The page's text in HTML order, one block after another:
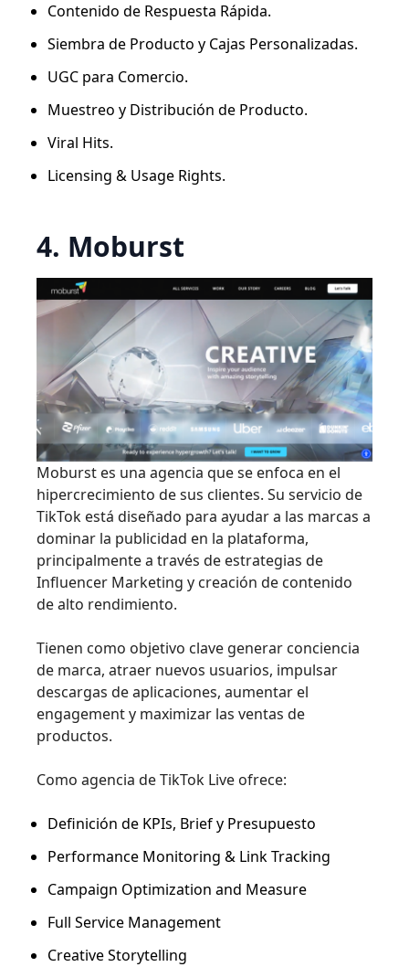
Contenido de Respuesta Rápida.
Siembra de Producto y Cajas Personalizadas.
UGC para Comercio.
Muestreo y Distribución de Producto.
Viral Hits.
Licensing & Usage Rights.
4. Moburst
Moburst es una agencia que se enfoca en el
hipercrecimiento de sus clientes. Su servicio de
TikTok está diseñado para ayudar a las marcas a
dominar la publicidad en la plataforma,
principalmente a través de estrategias de
Influencer Marketing y creación de contenido
de alto rendimiento.
Tienen como objetivo clave generar conciencia
de marca, atraer nuevos usuarios, impulsar
descargas de aplicaciones, aumentar el
engagement y maximizar las ventas de
productos.
Como agencia de TikTok Live ofrece:
Definición de KPIs, Brief y Presupuesto
Performance Monitoring & Link Tracking
Campaign Optimization and Measure
Full Service Management
Creative Storytelling